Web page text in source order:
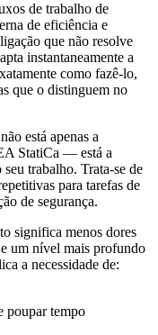
de trabalho de
de eficiência e
que não resolve
instantaneamente a
como fazê-lo,
que o distinguem no
está apenas a
StatiCa — está a
trabalho. Trata-se de
para tarefas de
de segurança.
significa menos dores
um nível mais profundo
a necessidade de:
poupar tempo